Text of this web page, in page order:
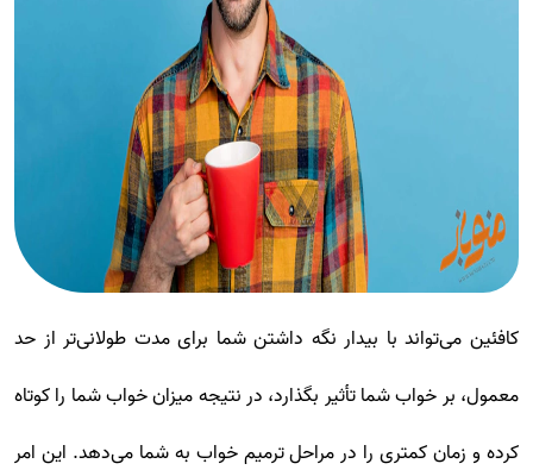
کافئین می‌تواند با بیدار نگه داشتن شما برای مدت طولانی‌تر از حد
معمول، بر خواب شما تأثیر بگذارد، در نتیجه میزان خواب شما را کوتاه
کرده و زمان کمتری را در مراحل ترمیم خواب به شما می‌دهد. این امر